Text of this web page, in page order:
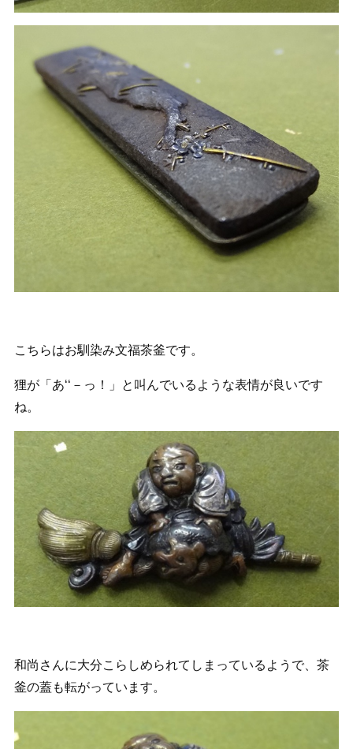
こちらはお馴染み文福茶釜です。
狸が「あ‘‘－っ！」と叫んでいるような表情が良いです
ね。
和尚さんに大分こらしめられてしまっているようで、茶
釜の蓋も転がっています。